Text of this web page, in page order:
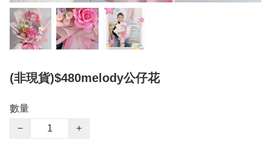
(非現貨)$480melody公仔花
數量
−
+